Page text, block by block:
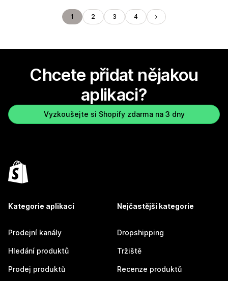
1 2 3 4
Chcete přidat nějakou
aplikaci?
Vyzkoušejte si Shopify zdarma na 3 dny
Kategorie aplikací
Prodejní kanály
Hledání produktů
Prodej produktů
Nejčastější kategorie
Dropshipping
Tržiště
Recenze produktů